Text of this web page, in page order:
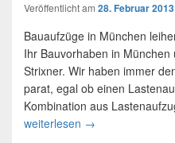
Veröffentlicht am 28. Februar 2013
Bauaufzüge in München
Ihr Bauvorhaben in
Strixner. Wir haben immer
parat, egal ob einen
Kombination aus
weiterlesen Unser
→